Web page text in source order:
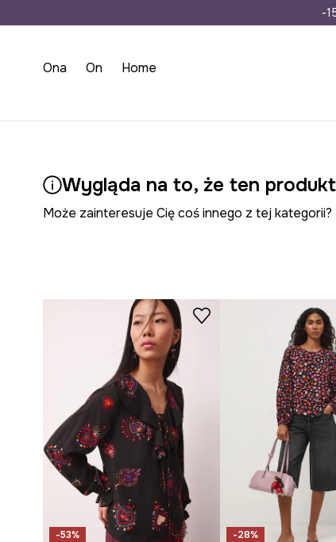
-
Ona On Home
Wygląda na to, że ten
Może zainteresuje Cię coś innego z tej kategorii?
-53%
-28%